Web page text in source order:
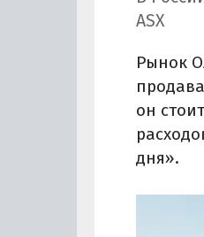
ASX
Рынок
он
дня».